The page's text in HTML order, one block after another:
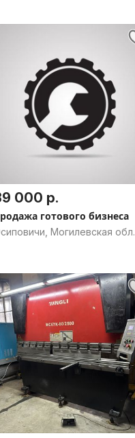
000 р.
готового бизнеса
Могилевская обл.